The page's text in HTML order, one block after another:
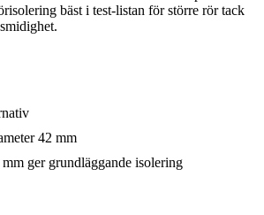
bäst i test-listan för större rör tack
42 mm
ger grundläggande isolering